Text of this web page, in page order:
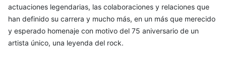
actuaciones legendarias, las colaboraciones y relaciones que
han definido su carrera y mucho más, en un más que merecido
y esperado homenaje con motivo del 75 aniversario de un
artista único, una leyenda del rock.